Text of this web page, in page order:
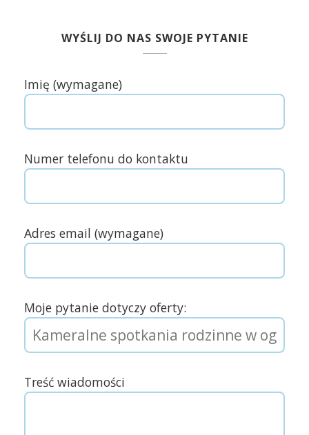
WYŚLIJ DO NAS SWOJE PYTANIE
Imię (wymagane)
Numer telefonu do kontaktu
Adres email (wymagane)
Moje pytanie dotyczy oferty:
Treść wiadomości